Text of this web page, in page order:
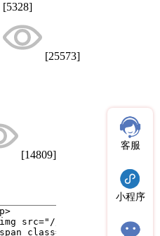
[5328]
[25573]
[14809]
客服
小程序